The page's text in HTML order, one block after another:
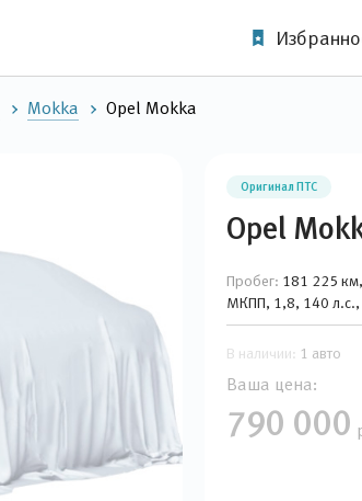
Mokka Opel Mokka
Оригинал ПТС
Opel
Пробег: 181 225 км,
МКПП, 1,8, 140 л.с.,
В наличии: 1 авто
Ваша цена:
790 000